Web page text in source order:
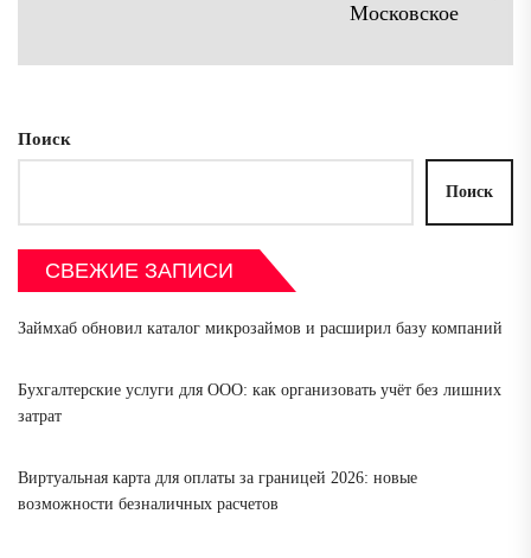
Московское
Поиск
Поиск
СВЕЖИЕ ЗАПИСИ
Займхаб обновил каталог микрозаймов и расширил базу компаний
Бухгалтерские услуги для ООО: как организовать учёт без лишних
затрат
Виртуальная карта для оплаты за границей 2026: новые
возможности безналичных расчетов